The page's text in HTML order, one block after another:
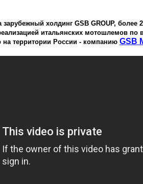
итальянских мотошлемов
на территории России - компанию GSB